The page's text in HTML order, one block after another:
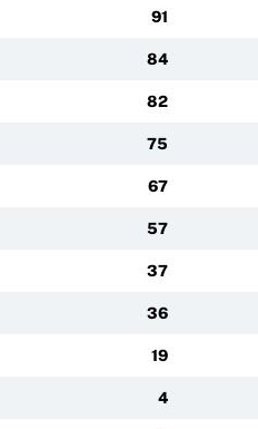
91
84
82
75
67
57
37
36
19
4